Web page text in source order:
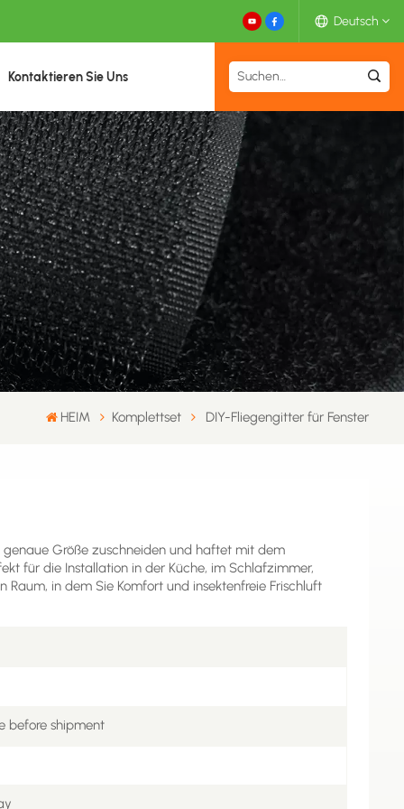
Deutsch
English
Deutsch
Français
日本語
中文
Kontaktieren Sie Uns
HEIM Komplettset DIY-Fliegengitter für Fenster
genaue Größe zuschneiden und haftet mit dem
für die Installation in der Küche, im Schlafzimmer,
in dem Sie Komfort und insektenfreie Frischluft
before shipment